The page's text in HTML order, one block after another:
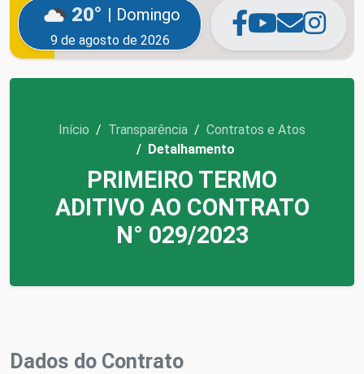
20° | Domingo
9 de agosto de 2026
Início Transparência
Contratos e Atos
Detalhamento
PRIMEIRO TERMO
ADITIVO AO CONTRATO
N° 029/2023
Dados do Contrato